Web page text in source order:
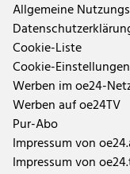
Allgemeine
Cookie-Liste
Cookie-
Werben im oe24-
Werben auf oe24TV
Pur-Abo
Impressum von
Impressum von